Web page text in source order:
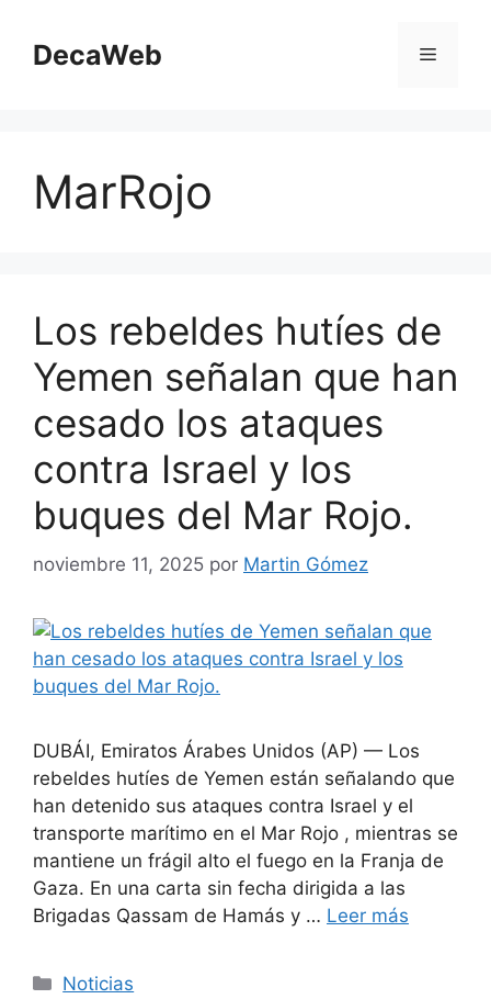
contenido
DecaWeb Menú
MarRojo
Los rebeldes hutíes de
Yemen señalan que han
cesado los ataques
contra Israel y los
buques del Mar Rojo.
noviembre 11, 2025 por Martin Gómez
DUBÁI, Emiratos Árabes Unidos (AP) — Los
rebeldes hutíes de Yemen están señalando que
han detenido sus ataques contra Israel y el
transporte marítimo en el Mar Rojo , mientras se
mantiene un frágil alto el fuego en la Franja de
Gaza. En una carta sin fecha dirigida a las
Brigadas Qassam de Hamás y … Leer más
Categorías
Noticias